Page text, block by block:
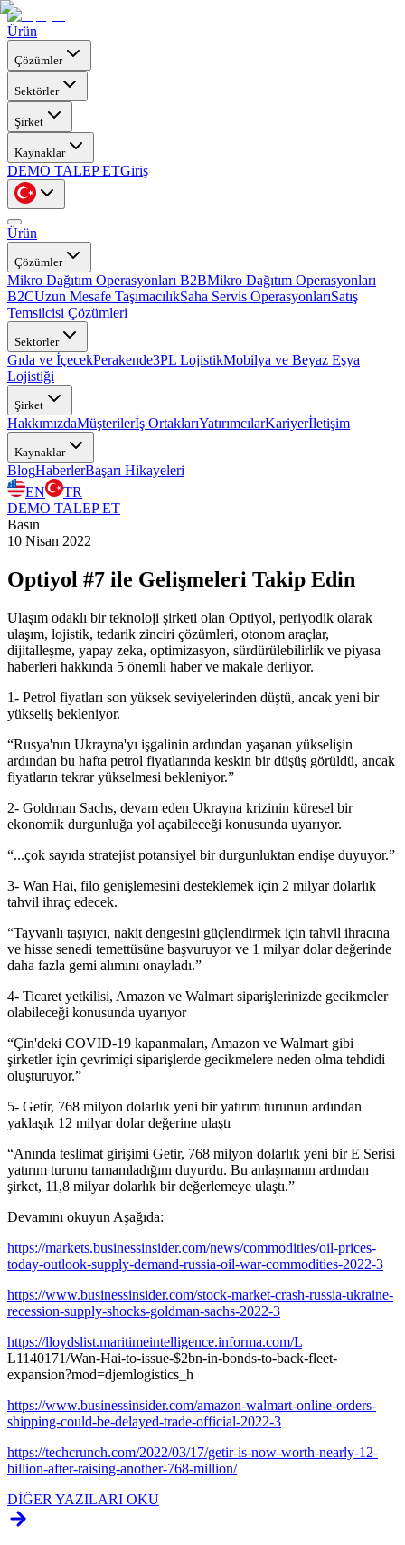
Ürün
Çözümler
Sektörler
Şirket
Kaynaklar
DEMO TALEP ETGiriş
Ürün
Çözümler
Mikro Dağıtım Operasyonları B2BMikro Dağıtım Operasyonları
B2CUzun Mesafe TaşımacılıkSaha Servis OperasyonlarıSatış
Temsilcisi Çözümleri
Sektörler
Gıda ve İçecekPerakende3PL LojistikMobilya ve Beyaz Eşya
Lojistiği
Şirket
HakkımızdaMüşterilerİş OrtaklarıYatırımcılarKariyerİletişim
Kaynaklar
BlogHaberlerBaşarı Hikayeleri
EN
TR
DEMO TALEP ET
Basın
10 Nisan 2022
Optiyol #7 ile Gelişmeleri Takip Edin
Ulaşım odaklı bir teknoloji şirketi olan Optiyol, periyodik olarak
ulaşım, lojistik, tedarik zinciri çözümleri, otonom araçlar,
dijitalleşme, yapay zeka, optimizasyon, sürdürülebilirlik ve piyasa
haberleri hakkında 5 önemli haber ve makale derliyor.
1- Petrol fiyatları son yüksek seviyelerinden düştü, ancak yeni bir
yükseliş bekleniyor.
“Rusya'nın Ukrayna'yı işgalinin ardından yaşanan yükselişin
ardından bu hafta petrol fiyatlarında keskin bir düşüş görüldü, ancak
fiyatların tekrar yükselmesi bekleniyor.”
2- Goldman Sachs, devam eden Ukrayna krizinin küresel bir
ekonomik durgunluğa yol açabileceği konusunda uyarıyor.
“...çok sayıda stratejist potansiyel bir durgunluktan endişe duyuyor.”
3- Wan Hai, filo genişlemesini desteklemek için 2 milyar dolarlık
tahvil ihraç edecek.
“Tayvanlı taşıyıcı, nakit dengesini güçlendirmek için tahvil ihracına
ve hisse senedi temettüsüne başvuruyor ve 1 milyar dolar değerinde
daha fazla gemi alımını onayladı.”
4- Ticaret yetkilisi, Amazon ve Walmart siparişlerinizde gecikmeler
olabileceği konusunda uyarıyor
“Çin'deki COVID-19 kapanmaları, Amazon ve Walmart gibi
şirketler için çevrimiçi siparişlerde gecikmelere neden olma tehdidi
oluşturuyor.”
5- Getir, 768 milyon dolarlık yeni bir yatırım turunun ardından
yaklaşık 12 milyar dolar değerine ulaştı
“Anında teslimat girişimi Getir, 768 milyon dolarlık yeni bir E Serisi
yatırım turunu tamamladığını duyurdu. Bu anlaşmanın ardından
şirket, 11,8 milyar dolarlık bir değerlemeye ulaştı.”
Devamını okuyun Aşağıda:
https://markets.businessinsider.com/news/commodities/oil-prices-
today-outlook-supply-demand-russia-oil-war-commodities-2022-3
https://www.businessinsider.com/stock-market-crash-russia-ukraine-
recession-supply-shocks-goldman-sachs-2022-3
https://lloydslist.maritimeintelligence.informa.com/L
L1140171/Wan-Hai-to-issue-$2bn-in-bonds-to-back-fleet-
expansion?mod=djemlogistics_h
https://www.businessinsider.com/amazon-walmart-online-orders-
shipping-could-be-delayed-trade-official-2022-3
https://techcrunch.com/2022/03/17/getir-is-now-worth-nearly-12-
billion-after-raising-another-768-million/
DİĞER YAZILARI OKU